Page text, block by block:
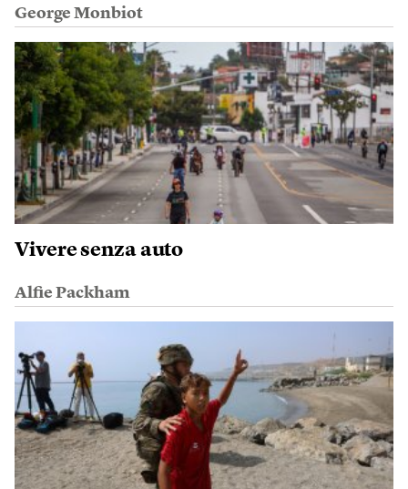
George Monbiot
Vivere senza auto
Alfie Packham